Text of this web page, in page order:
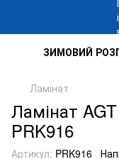
ЗИМОВИЙ
Ламінат
Ламінат
PRK916
Артикул: PRK916